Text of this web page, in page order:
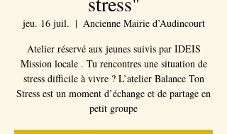
jeu. 16 juil.
  |
Ancienne Mairie d’Audincourt
Atelier réservé aux jeunes suivis par IDEIS
Mission locale . Tu rencontres une situation de
stress difficile à vivre ? L’atelier Balance Ton
Stress est un moment d’échange et de partage en
petit groupe